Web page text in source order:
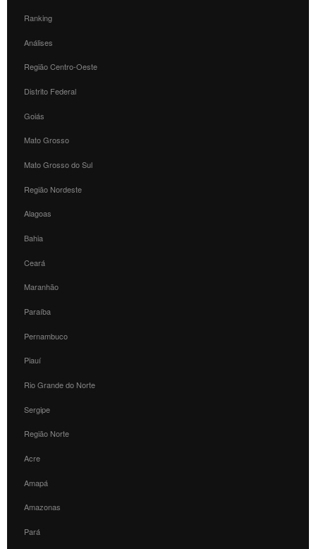
Ranking
Análises
Região Centro-Oeste
Distrito Federal
Goiás
Mato Grosso
Mato Grosso do Sul
Região Nordeste
Alagoas
Bahia
Ceará
Maranhão
Paraíba
Pernambuco
Piauí
Rio Grande do Norte
Sergipe
Região Norte
Acre
Amapá
Amazonas
Pará